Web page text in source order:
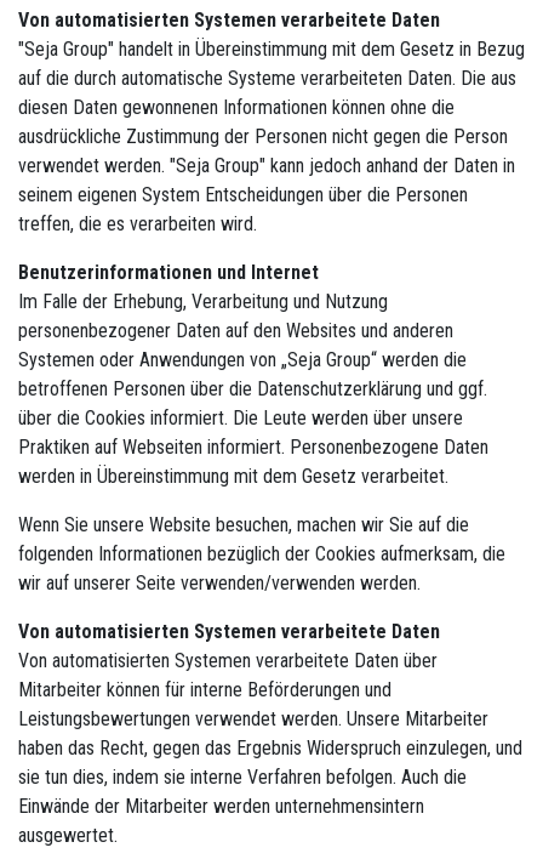
Von automatisierten Systemen verarbeitete Daten
"Seja Group" handelt in Übereinstimmung mit dem Gesetz in Bezug
auf die durch automatische Systeme verarbeiteten Daten. Die aus
diesen Daten gewonnenen Informationen können ohne die
ausdrückliche Zustimmung der Personen nicht gegen die Person
verwendet werden. "Seja Group" kann jedoch anhand der Daten in
seinem eigenen System Entscheidungen über die Personen
treffen, die es verarbeiten wird.
Benutzerinformationen und Internet
Im Falle der Erhebung, Verarbeitung und Nutzung
personenbezogener Daten auf den Websites und anderen
Systemen oder Anwendungen von „Seja Group“ werden die
betroffenen Personen über die Datenschutzerklärung und ggf.
über die Cookies informiert. Die Leute werden über unsere
Praktiken auf Webseiten informiert. Personenbezogene Daten
werden in Übereinstimmung mit dem Gesetz verarbeitet.
Wenn Sie unsere Website besuchen, machen wir Sie auf die
folgenden Informationen bezüglich der Cookies aufmerksam, die
wir auf unserer Seite verwenden/verwenden werden.
Von automatisierten Systemen verarbeitete Daten
Von automatisierten Systemen verarbeitete Daten über
Mitarbeiter können für interne Beförderungen und
Leistungsbewertungen verwendet werden. Unsere Mitarbeiter
haben das Recht, gegen das Ergebnis Widerspruch einzulegen, und
sie tun dies, indem sie interne Verfahren befolgen. Auch die
Einwände der Mitarbeiter werden unternehmensintern
ausgewertet.